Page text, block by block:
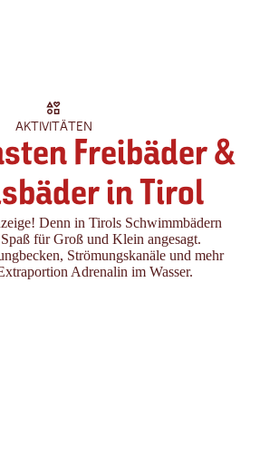
AKTIVITÄTEN
Freibäder &
in Tirol
Denn in Tirols Schwimmbädern
für Groß und Klein angesagt.
Strömungskanäle und mehr
Adrenalin im Wasser.